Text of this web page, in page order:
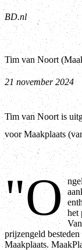
BD.nl
Tim van Noort
21 november 2024
Tim van Noort is
voor Maakplaats
"O het
prijzengeld
Maakplaats.